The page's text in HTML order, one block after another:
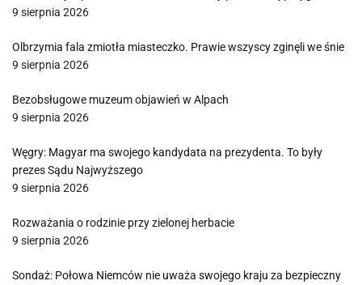
9 sierpnia 2026
Olbrzymia fala zmiotła miasteczko. Prawie wszyscy zginęli we śnie
9 sierpnia 2026
Bezobsługowe muzeum objawień w Alpach
9 sierpnia 2026
Węgry: Magyar ma swojego kandydata na prezydenta. To były
prezes Sądu Najwyższego
9 sierpnia 2026
Rozważania o rodzinie przy zielonej herbacie
9 sierpnia 2026
Sondaż: Połowa Niemców nie uważa swojego kraju za bezpieczny